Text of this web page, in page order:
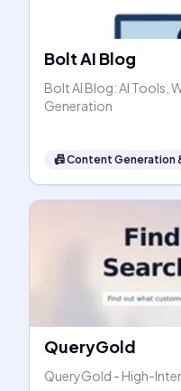
Bolt AI Blog
Bolt AI Blog: AI Tools,
Generation
📠Content Generation
QueryGold
QueryGold - High-